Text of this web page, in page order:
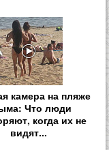
камера на пляже
Что люди
когда их не
видят...